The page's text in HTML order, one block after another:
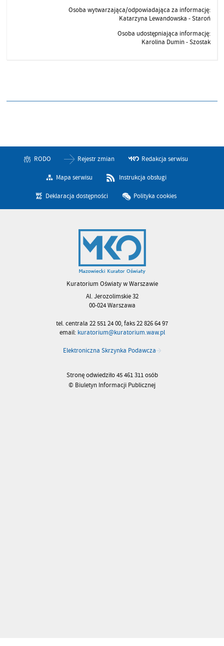
Osoba wytwarzająca/odpowiadająca za informację:
Katarzyna Lewandowska - Staroń
Osoba udostępniająca informację:
Karolina Dumin - Szostak
RODO Rejestr zmian Redakcja serwisu
Mapa serwisu Instrukcja obsługi
Deklaracja dostępności Polityka cookies
Kuratorium Oświaty w Warszawie
Al. Jerozolimskie 32
00-024 Warszawa
tel. centrala 22 551 24 00, faks 22 826 64 97
email: kuratorium@kuratorium.waw.pl
Elektroniczna Skrzynka Podawcza
Stronę odwiedziło 45 461 311 osób
© Biuletyn Informacji Publicznej